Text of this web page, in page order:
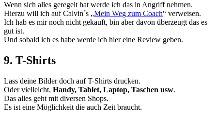
Wenn sich alles geregelt hat werde ich das in Angriff nehmen.
Hierzu will ich auf Calvin´s „Mein Weg zum Coach“ verweisen.
Ich hab es mir noch nicht gekauft, bin aber davon überzeugt das es
gut ist.
Und sobald ich es habe werde ich hier eine Review geben.
9. T-Shirts
Lass deine Bilder doch auf T-Shirts drucken.
Oder vielleicht, Handy, Tablet, Laptop, Taschen usw.
Das alles geht mit diversen Shops.
Es ist eine Möglichkeit die auch Zeit braucht.